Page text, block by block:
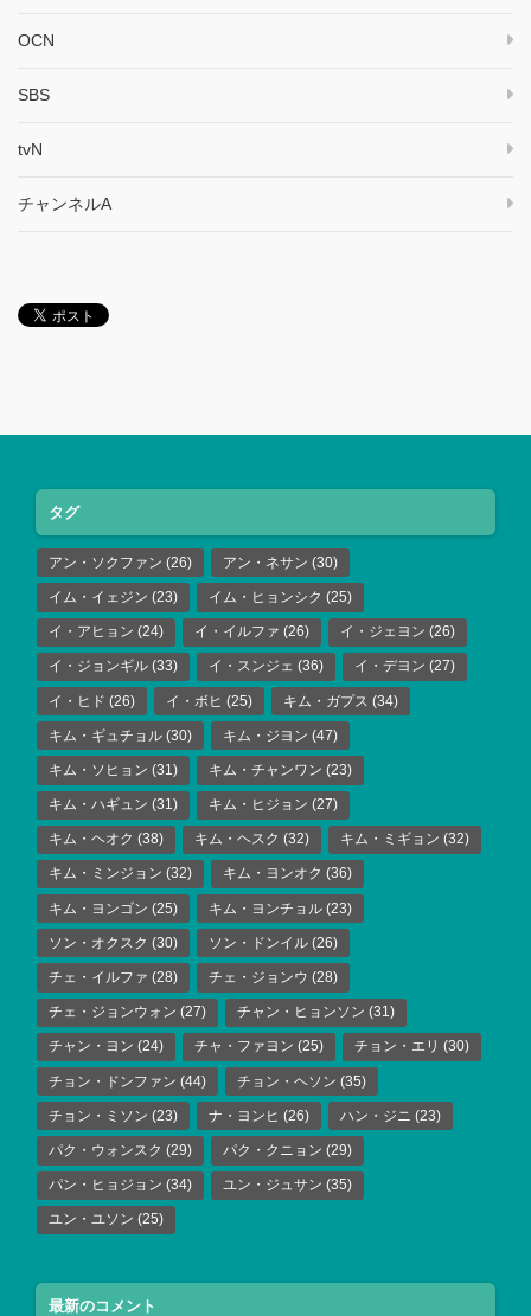
OCN
SBS
tvN
チャンネルA
タグ
アン・ソクファン (26) アン・ネサン (30)
イム・イェジン (23) イム・ヒョンシク (25)
イ・アヒョン (24) イ・イルファ (26) イ・ジェヨン (26)
イ・ジョンギル (33) イ・スンジェ (36) イ・デヨン (27)
イ・ヒド (26) イ・ボヒ (25) キム・ガプス (34)
キム・ギュチョル (30) キム・ジヨン (47)
キム・ソヒョン (31) キム・チャンワン (23)
キム・ハギュン (31) キム・ヒジョン (27)
キム・ヘオク (38) キム・ヘスク (32) キム・ミギョン (32)
キム・ミンジョン (32) キム・ヨンオク (36)
キム・ヨンゴン (25) キム・ヨンチョル (23)
ソン・オクスク (30) ソン・ドンイル (26)
チェ・イルファ (28) チェ・ジョンウ (28)
チェ・ジョンウォン (27) チャン・ヒョンソン (31)
チャン・ヨン (24) チャ・ファヨン (25) チョン・エリ (30)
チョン・ドンファン (44) チョン・ヘソン (35)
チョン・ミソン (23) ナ・ヨンヒ (26) ハン・ジニ (23)
パク・ウォンスク (29) パク・クニョン (29)
パン・ヒョジョン (34) ユン・ジュサン (35)
ユン・ユソン (25)
最新のコメント